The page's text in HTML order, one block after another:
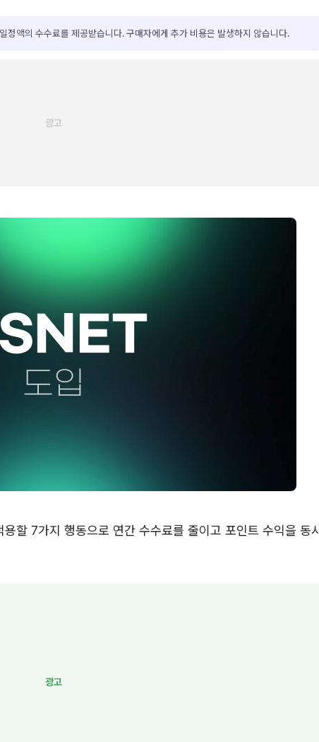
정액의 수수료를 제공받습니다. 구매자에게 추가 비용은 발생하지 않습니다.
할 7가지 행동으로 연간 수수료를 줄이고 포인트 수익을 동시